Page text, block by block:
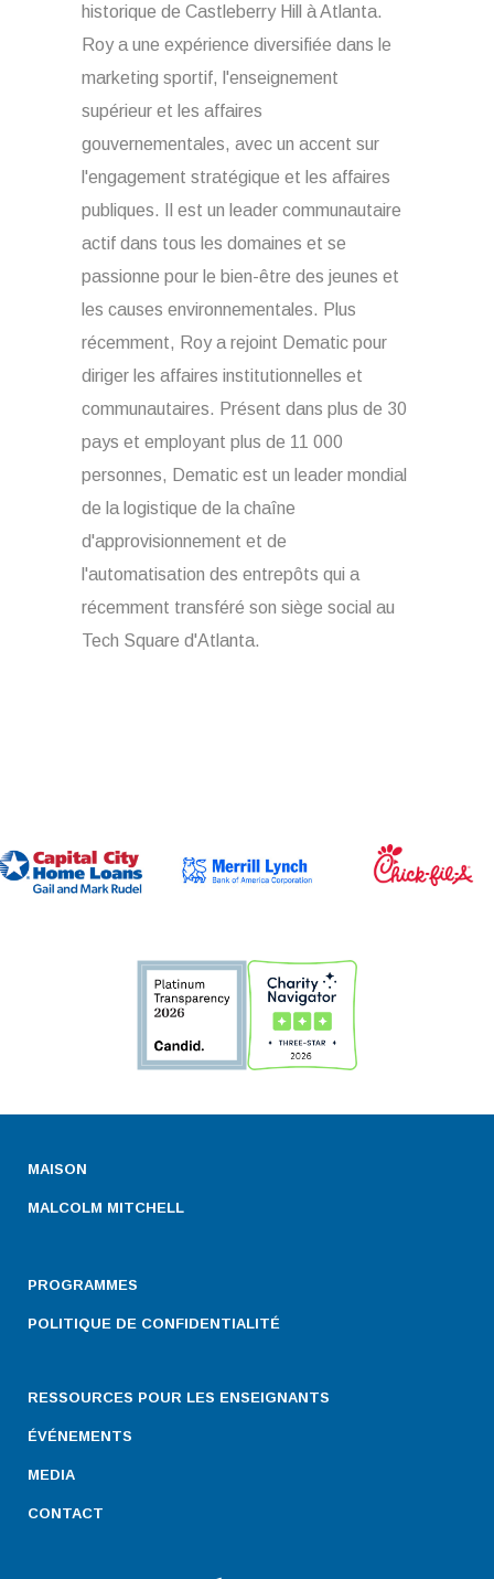
historique de Castleberry Hill à Atlanta.
Roy a une expérience diversifiée dans le
marketing sportif, l'enseignement
supérieur et les affaires
gouvernementales, avec un accent sur
l'engagement stratégique et les affaires
publiques. Il est un leader communautaire
actif dans tous les domaines et se
passionne pour le bien-être des jeunes et
les causes environnementales. Plus
récemment, Roy a rejoint Dematic pour
diriger les affaires institutionnelles et
communautaires. Présent dans plus de 30
pays et employant plus de 11 000
personnes, Dematic est un leader mondial
de la logistique de la chaîne
d'approvisionnement et de
l'automatisation des entrepôts qui a
récemment transféré son siège social au
Tech Square d'Atlanta.
MAISON
MALCOLM MITCHELL
PROGRAMMES
POLITIQUE DE CONFIDENTIALITÉ
RESSOURCES POUR LES ENSEIGNANTS
ÉVÉNEMENTS
MEDIA
CONTACT